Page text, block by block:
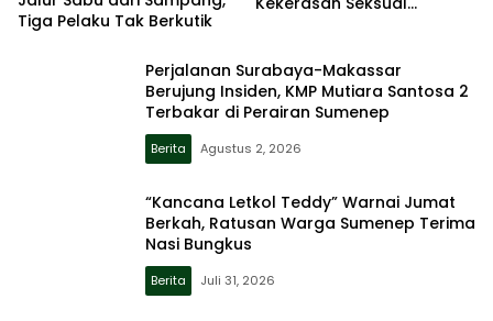
Tiga Pelaku Tak Berkutik
Perjalanan Surabaya-Makassar
Berujung Insiden, KMP Mutiara Santosa 2
Terbakar di Perairan Sumenep
Berita Agustus 2, 2026
“Kancana Letkol Teddy” Warnai Jumat
Berkah, Ratusan Warga Sumenep Terima
Nasi Bungkus
Berita Juli 31, 2026